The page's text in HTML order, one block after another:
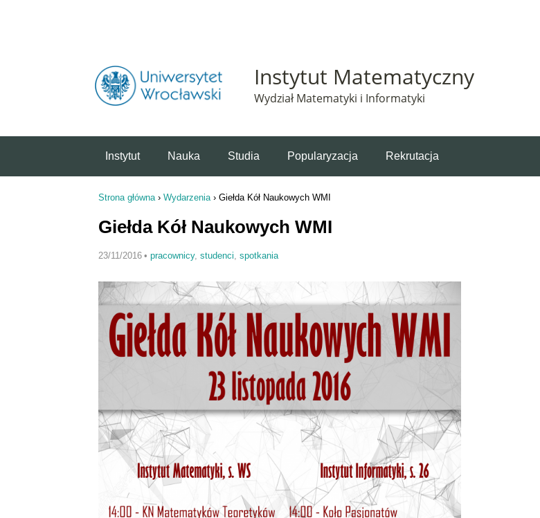
Instytut Matematyczny
Wydział Matematyki i Informatyki
Instytut Nauka Studia Popularyzacja Rekrutacja
Strona główna› Wydarzenia› Giełda Kół Naukowych WMI
Giełda Kół Naukowych WMI
23/11/2016 • pracownicy, studenci, spotkania